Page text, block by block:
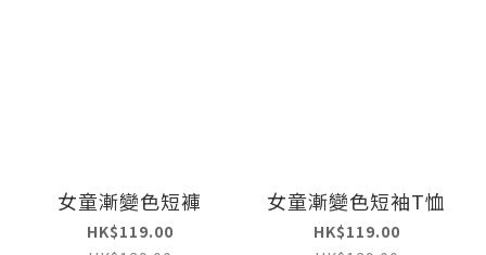
女童漸變色短褲
HK$119.00
女童漸變色短袖T恤
HK$119.00